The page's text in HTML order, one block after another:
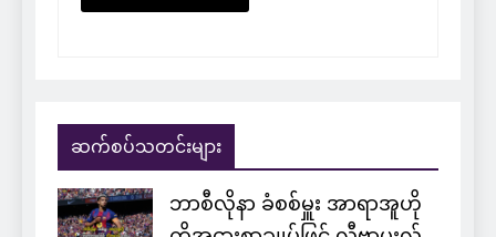
ဆက်စပ်သတင်းများ
ဘာစီလိုနာ ခံစစ်မှူး အာရာအူဟို